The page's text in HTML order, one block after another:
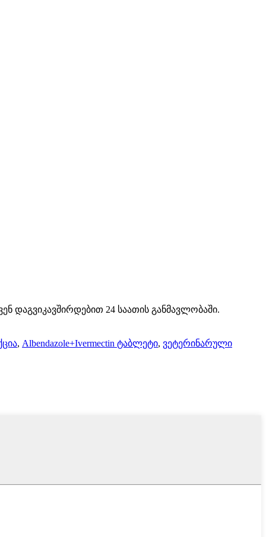
დაგვიკავშირდებით 24 საათის განმავლობაში.
, Albendazole+Ivermectin ტაბლეტი, ვეტერინარული